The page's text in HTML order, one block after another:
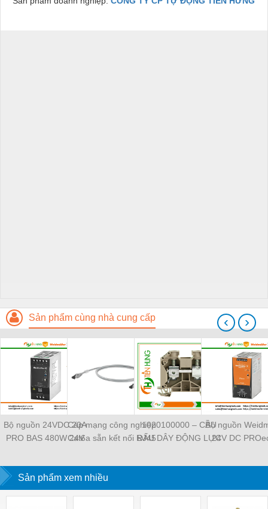
Sản phẩm cùng nhà cung cấp
Bộ nguồn 24VDC 20A
PRO BAS 480W 24V
Weidmuller -
TIENHUNGTECH
Cáp mạng công nghiệp
Cat6a sẵn kết nối RJ45
C6FP8LD0050M40M40-
D — 1165940050
1020100000 – CẦU
ĐẤU DÂY ĐỘNG LỰC
WEIDMULLER –
Bộ nguồn
24V DC
‹ ›
Sản phẩm xem nhiều